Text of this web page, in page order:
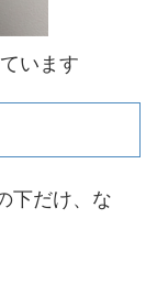
います
下だけ、な